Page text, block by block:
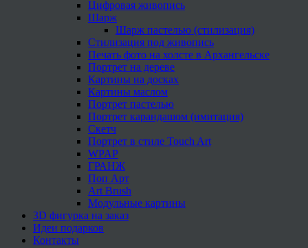
Цифровая живопись
Шарж
Шарж пастелью (стилизация)
Стилизация под живопись
Печать фото на холсте в Архангельске
Портрет на дереве
Картины на досках
Картины маслом
Портрет пастелью
Портрет карандашом (имитация)
Скетч
Портрет в стиле Touch Art
WPAP
ГРАНЖ
Поп Арт
Art Brush
Модульные картины
3D фигурка на заказ
Идеи подарков
Контакты